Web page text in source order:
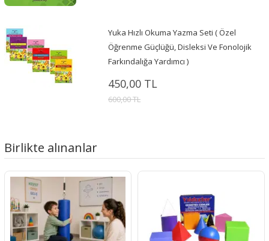
Yuka Hızlı Okuma Yazma Seti ( Özel
Öğrenme Güçlüğü, Disleksi Ve Fonolojik
Farkındalığa Yardımcı )
450,00 TL
600,00 TL
Birlikte alınanlar